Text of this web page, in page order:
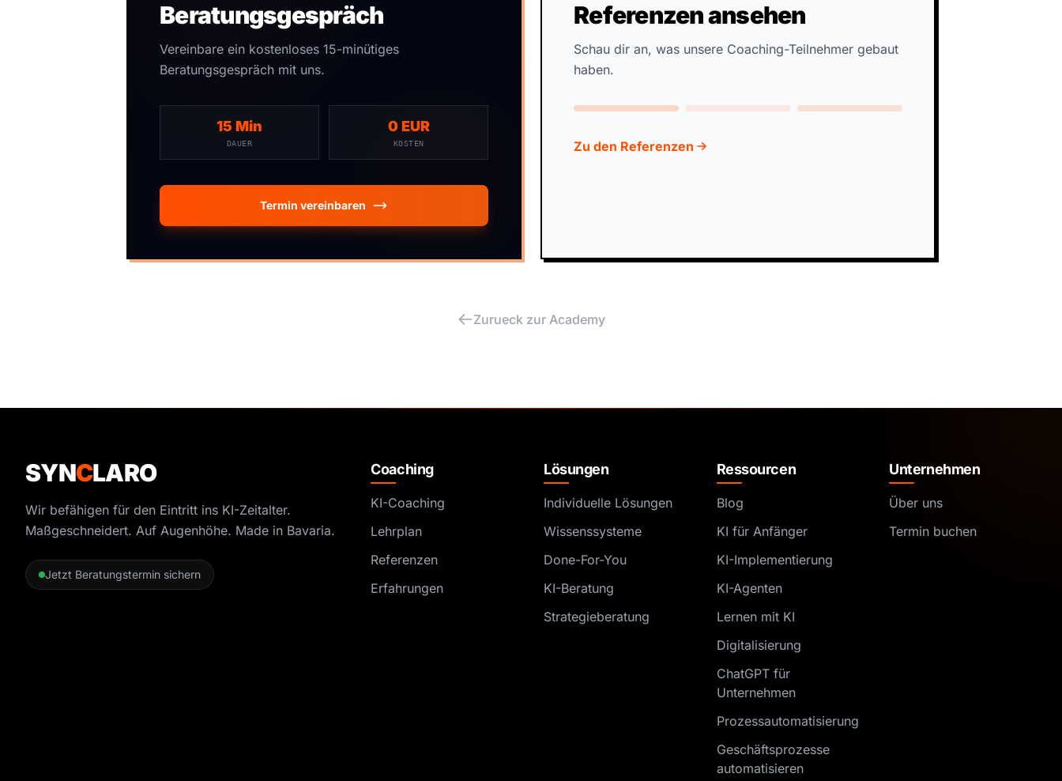
Beratungsgespräch
Vereinbare ein kostenloses 15-minütiges
Beratungsgespräch mit uns.
15 Min
DAUER
0 EUR
KOSTEN
Termin vereinbaren
Referenzen ansehen
Schau dir an, was unsere Coaching-Teilnehmer gebaut
haben.
Zu den Referenzen
Zurueck zur Academy
SYNCLARO
Wir befähigen für den Eintritt ins KI-Zeitalter.
Maßgeschneidert. Auf Augenhöhe. Made in Bavaria.
Jetzt Beratungstermin sichern
Coaching
KI-Coaching
Lehrplan
Referenzen
Erfahrungen
Lösungen
Individuelle Lösungen
Wissenssysteme
Done-For-You
KI-Beratung
Strategieberatung
Ressourcen
Blog
KI für Anfänger
KI-Implementierung
KI-Agenten
Lernen mit KI
Digitalisierung
ChatGPT für
Unternehmen
Prozessautomatisierung
Geschäftsprozesse
automatisieren
Unternehmen
Über uns
Termin buchen